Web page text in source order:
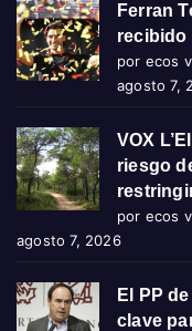
Ferran
recibido
por ecos
agosto 7,
VOX
riesgo
por ecos
agosto 7, 2026
El PP
clave